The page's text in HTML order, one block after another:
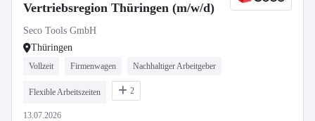
Vertriebsregion Thüringen (m/w/d)
Seco Tools GmbH
Thüringen
Vollzeit Firmenwagen Nachhaltiger Arbeitgeber
Flexible Arbeitszeiten 2
13.07.2026